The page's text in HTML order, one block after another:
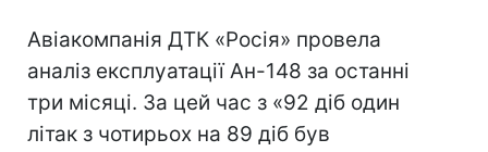
Авіакомпанія ДТК «Росія» провела
аналіз експлуатації Ан-148 за останні
три місяці. За цей час з «92 діб один
літак з чотирьох на 89 діб був